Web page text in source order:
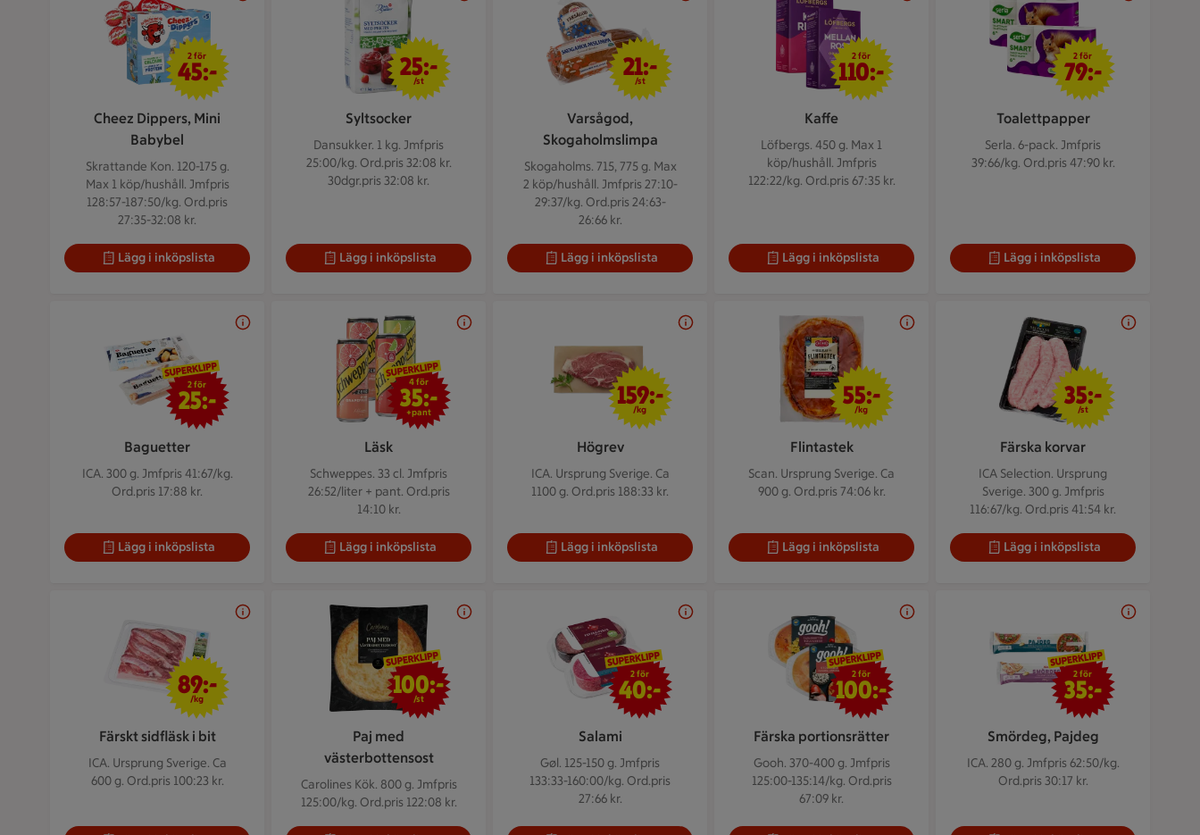
Cheez Dippers, Mini
Babybel
Skrattande Kon. 120-175 g.
Max 1 köp/hushåll. Jmfpris
128:57-187:50/kg. Ord.pris
27:35-32:08 kr.
2 för 45 kr
2 för
45:-
Lägg i inköpslista
Syltsocker
Dansukker. 1 kg. Jmfpris
25:00/kg. Ord.pris 32:08 kr.
30dgr.pris 32:08 kr.
25 kr/st
25:-
/st
Lägg i inköpslista
Varsågod,
Skogaholmslimpa
Skogaholms. 715, 775 g. Max
2 köp/hushåll. Jmfpris 27:10-
29:37/kg. Ord.pris 24:63-
26:66 kr.
21 kr/st
21:-
/st
Lägg i inköpslista
Kaffe
Löfbergs. 450 g. Max 1
köp/hushåll. Jmfpris
122:22/kg. Ord.pris 67:35 kr.
2 för 110 kr
2 för
110:-
Lägg i inköpslista
Toalettpapper
Serla. 6-pack. Jmfpris
39:66/kg. Ord.pris 47:90 kr.
2 för 79 kr
2 för
79:-
Lägg i inköpslista
Baguetter
ICA. 300 g. Jmfpris 41:67/kg.
Ord.pris 17:88 kr.
2 för 25 kr
2 för
25:-
Lägg i inköpslista
Läsk
Schweppes. 33 cl. Jmfpris
26:52/liter + pant. Ord.pris
14:10 kr.
4 för 35 kr
4 för
35:-
+pant
Lägg i inköpslista
Högrev
ICA. Ursprung Sverige. Ca
1100 g. Ord.pris 188:33 kr.
159 kr/kg
159:-
/kg
Lägg i inköpslista
Flintastek
Scan. Ursprung Sverige. Ca
900 g. Ord.pris 74:06 kr.
55 kr/kg
55:-
/kg
Lägg i inköpslista
Färska korvar
ICA Selection. Ursprung
Sverige. 300 g. Jmfpris
116:67/kg. Ord.pris 41:54 kr.
35 kr/st
35:-
/st
Lägg i inköpslista
Färskt sidfläsk i bit
ICA. Ursprung Sverige. Ca
600 g. Ord.pris 100:23 kr.
89 kr/kg
89:-
/kg
Paj med
västerbottensost
Carolines Kök. 800 g. Jmfpris
125:00/kg. Ord.pris 122:08 kr.
100 kr/st
100:-
/st
Salami
Gøl. 125-150 g. Jmfpris
133:33-160:00/kg. Ord.pris
27:66 kr.
2 för 40 kr
2 för
40:-
Färska portionsrätter
Gooh. 370-400 g. Jmfpris
125:00-135:14/kg. Ord.pris
67:09 kr.
2 för 100 kr
2 för
100:-
Smördeg, Pajdeg
ICA. 280 g. Jmfpris 62:50/kg.
Ord.pris 30:17 kr.
2 för 35 kr
2 för
35:-